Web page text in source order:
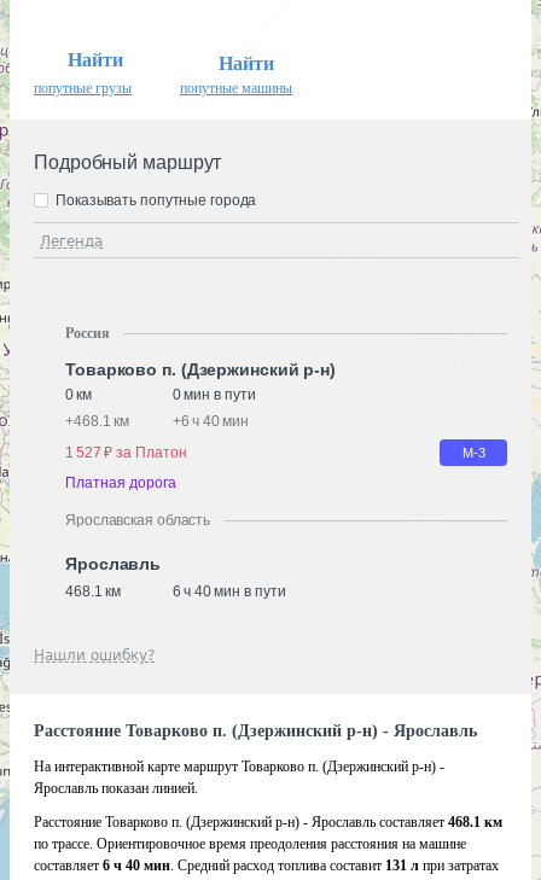
Найти
попутные грузы
Найти
попутные машины
Подробный маршрут
Легенда
Показывать попутные города
Россия
Товарково п. (Дзержинский р-н)
0 км
0 мин в пути
+468.1 км +6 ч 40 мин
1 527 ₽ за Платон
М-3
Платная дорога
Ярославская область
Ярославль
468.1 км 6 ч 40 мин в пути
Нашли ошибку?
Расстояние Товарково п. (Дзержинский р-н) - Ярославль
На интерактивной карте маршрут Товарково п. (Дзержинский р-н) -
Ярославль показан линией.
Расстояние Товарково п. (Дзержинский р-н) - Ярославль составляет 468.1 км
по трассе. Ориентировочное время преодоления расстояния на машине
составляет 6 ч 40 мин. Средний расход топлива составит 131 л при затратах